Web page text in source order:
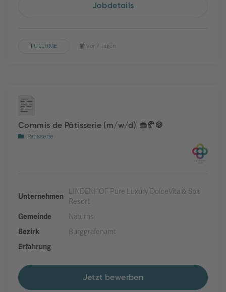
Jobdetails
FULLTIME Vor 7 Tagen
Commis de Pâtisserie (m/w/d) 🧁🥐🍪
Patisserie
Unternehmen
LINDENHOF Pure Luxury DolceVita & Spa
Resort
Gemeinde
Naturns
Bezirk
Burggrafenamt
Erfahrung
Jetzt bewerben